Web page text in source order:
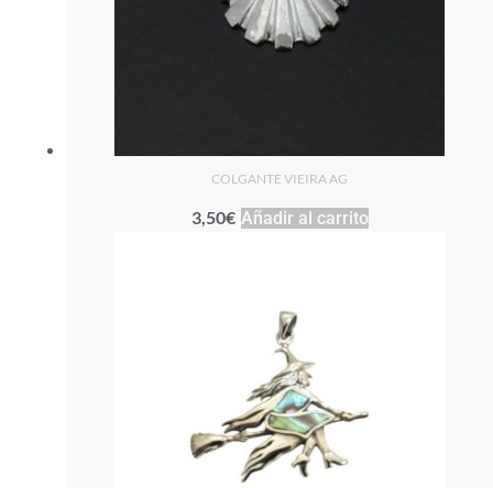
COLGANTE VIEIRA AG
3,50€ Añadir al carrito